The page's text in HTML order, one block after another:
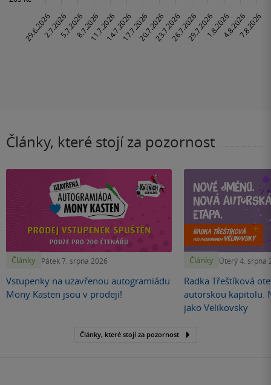
Články, které stojí za pozornost
Články Pátek 7. srpna 2026
Vstupenky na uzavřenou autogramiádu
Mony Kasten jsou v prodeji!
Články Úterý 4. srpna
Radka Třeštíková
autorskou kapitolu.
jako Velikovsky
Články, které stojí za pozornost